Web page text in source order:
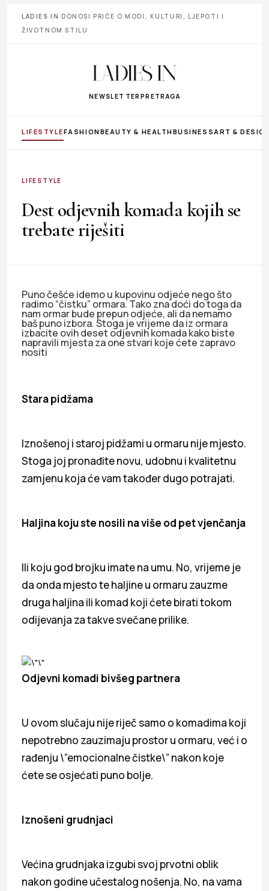
LADIES IN DONOSI PRIČE O MODI, KULTURI, LJEPOTI I
ŽIVOTNOM STILU
NEWSLETTER PRETRAGA
LIFESTYLEFASHIONBEAUTY & HEALTHBUSINESS ART &
LIFESTYLE
Dest odjevnih komada kojih se
trebate riješiti
Puno češće idemo u kupovinu odjeće nego što
radimo “čistku” ormara. Tako zna doći do toga da
nam ormar bude prepun odjeće, ali da nemamo
baš puno izbora. Stoga je vrijeme da iz ormara
izbacite ovih deset odjevnih komada kako biste
napravili mjesta za one stvari koje ćete zapravo
nositi
Stara pidžama
Iznošenoj i staroj pidžami u ormaru nije mjesto.
Stoga joj pronađite novu, udobnu i kvalitetnu
zamjenu koja će vam također dugo potrajati.
Haljina koju ste nosili na više od pet vjenčanja
Ili koju god brojku imate na umu. No, vrijeme je
da onda mjesto te haljine u ormaru zauzme
druga haljina ili komad koji ćete birati tokom
odijevanja za takve svečane prilike.
Odjevni komadi bivšeg partnera
U ovom slučaju nije riječ samo o komadima koji
nepotrebno zauzimaju prostor u ormaru, već i o
rađenju \”emocionalne čistke\” nakon koje
ćete se osjećati puno bolje.
Iznošeni grudnjaci
Većina grudnjaka izgubi svoj prvotni oblik
nakon godine učestalog nošenja. No, na vama